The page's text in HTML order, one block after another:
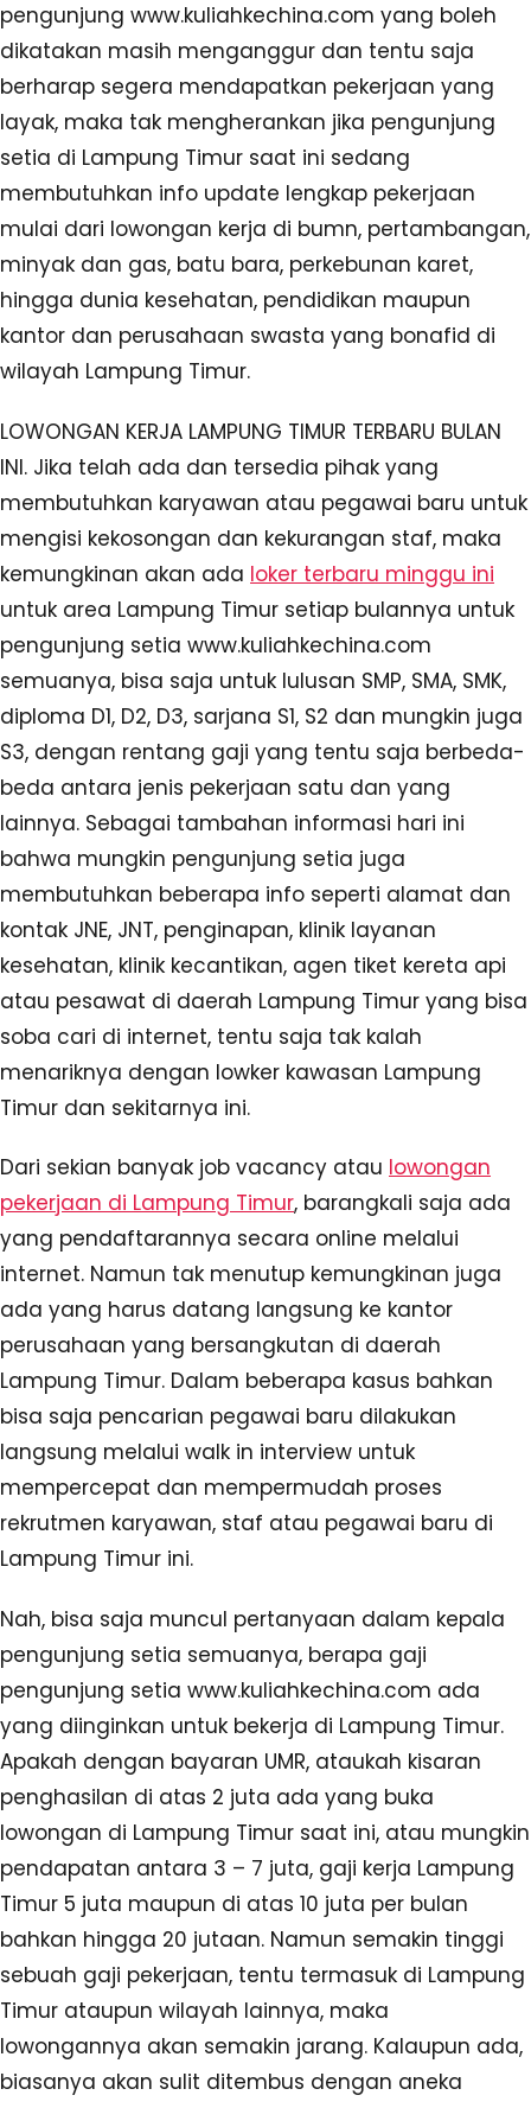
pengunjung www.kuliahkechina.com yang boleh
dikatakan masih menganggur dan tentu saja
berharap segera mendapatkan pekerjaan yang
layak, maka tak mengherankan jika pengunjung
setia di Lampung Timur saat ini sedang
membutuhkan info update lengkap pekerjaan
mulai dari lowongan kerja di bumn, pertambangan,
minyak dan gas, batu bara, perkebunan karet,
hingga dunia kesehatan, pendidikan maupun
kantor dan perusahaan swasta yang bonafid di
wilayah Lampung Timur.
LOWONGAN KERJA LAMPUNG TIMUR TERBARU BULAN
INI. Jika telah ada dan tersedia pihak yang
membutuhkan karyawan atau pegawai baru untuk
mengisi kekosongan dan kekurangan staf, maka
kemungkinan akan ada loker terbaru minggu ini
untuk area Lampung Timur setiap bulannya untuk
pengunjung setia www.kuliahkechina.com
semuanya, bisa saja untuk lulusan SMP, SMA, SMK,
diploma D1, D2, D3, sarjana S1, S2 dan mungkin juga
S3, dengan rentang gaji yang tentu saja berbeda-
beda antara jenis pekerjaan satu dan yang
lainnya. Sebagai tambahan informasi hari ini
bahwa mungkin pengunjung setia juga
membutuhkan beberapa info seperti alamat dan
kontak JNE, JNT, penginapan, klinik layanan
kesehatan, klinik kecantikan, agen tiket kereta api
atau pesawat di daerah Lampung Timur yang bisa
soba cari di internet, tentu saja tak kalah
menariknya dengan lowker kawasan Lampung
Timur dan sekitarnya ini.
Dari sekian banyak job vacancy atau lowongan
pekerjaan di Lampung Timur, barangkali saja ada
yang pendaftarannya secara online melalui
internet. Namun tak menutup kemungkinan juga
ada yang harus datang langsung ke kantor
perusahaan yang bersangkutan di daerah
Lampung Timur. Dalam beberapa kasus bahkan
bisa saja pencarian pegawai baru dilakukan
langsung melalui walk in interview untuk
mempercepat dan mempermudah proses
rekrutmen karyawan, staf atau pegawai baru di
Lampung Timur ini.
Nah, bisa saja muncul pertanyaan dalam kepala
pengunjung setia semuanya, berapa gaji
pengunjung setia www.kuliahkechina.com ada
yang diinginkan untuk bekerja di Lampung Timur.
Apakah dengan bayaran UMR, ataukah kisaran
penghasilan di atas 2 juta ada yang buka
lowongan di Lampung Timur saat ini, atau mungkin
pendapatan antara 3 – 7 juta, gaji kerja Lampung
Timur 5 juta maupun di atas 10 juta per bulan
bahkan hingga 20 jutaan. Namun semakin tinggi
sebuah gaji pekerjaan, tentu termasuk di Lampung
Timur ataupun wilayah lainnya, maka
lowongannya akan semakin jarang. Kalaupun ada,
biasanya akan sulit ditembus dengan aneka